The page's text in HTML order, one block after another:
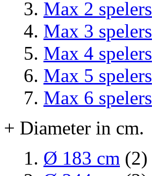
Max 2 spelers
Max 3 spelers
Max 4 spelers
Max 5 spelers
Max 6 spelers
+ Diameter in cm.
Ø 183 cm (2)